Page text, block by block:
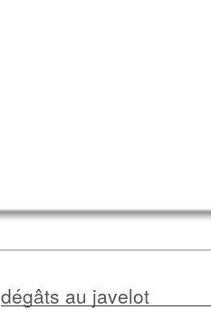
dégâts au javelot